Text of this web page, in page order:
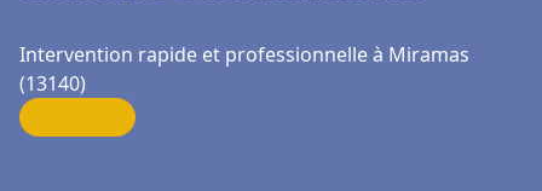
Intervention rapide et professionnelle à Miramas
(13140)